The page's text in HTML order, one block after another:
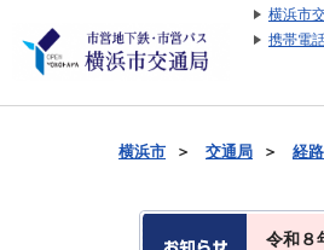
横浜市
携帯電
横浜市 ＞ 交通局 ＞ 経
令和８